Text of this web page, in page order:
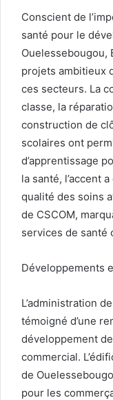
Conscient de
santé pour le
Ouelessebougou,
projets ambitieux
ces secteurs. La
classe, la
construction de
scolaires ont
d’apprentissage
la santé, l’accent
qualité des soins
de CSCOM,
services de santé
Développements
L’administration
témoigné d’une
développement
commercial.
de
pour les